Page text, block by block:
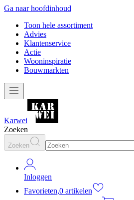
Ga naar hoofdinhoud
Toon hele assortiment
Advies
Klantenservice
Actie
Wooninspiratie
Bouwmarkten
Karwei
Zoeken
Zoeken
Inloggen
Favorieten,0 artikelen